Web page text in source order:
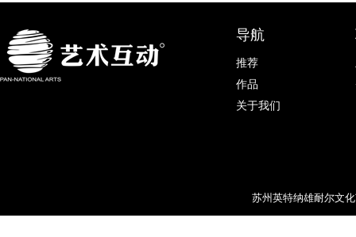
导航
推荐
作品
关于我们
苏州英特纳雄耐尔文